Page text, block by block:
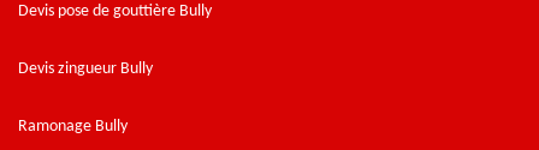
Devis pose de gouttière Bully
Devis zingueur Bully
Ramonage Bully